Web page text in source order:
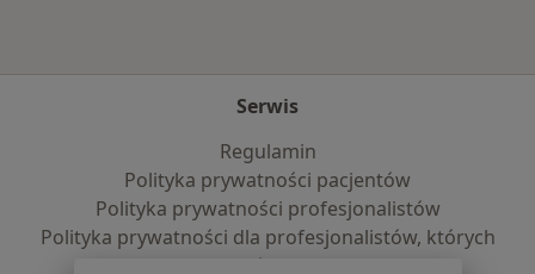
Serwis
Regulamin
Polityka prywatności pacjentów
Polityka prywatności profesjonalistów
Polityka prywatności dla profesjonalistów, których
dane pozyskaliśmy samodzielnie